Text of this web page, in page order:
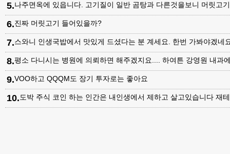
5.나주면옥에 있읍니다. 고기질이 일반 곰탕과 다른것을보니 머릿고
6.진짜 머릿고기 들어있을까?
7.스와니 인생국밥에서 맛있게 드셨다는 분 계세요. 한번 가봐야겠네
8.평소 다니시는 병원에 의뢰하면 해주겠지요.... 하여튼 강영원 내과
9.VOO하고 QQQM도 장기 투자로는 좋아요
10.도박 주식 코인 하는 인간은 내인생에서 제하고 살고있습니다 재